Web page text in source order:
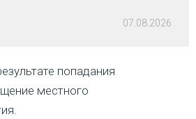
07.08.2026
попадания
местного